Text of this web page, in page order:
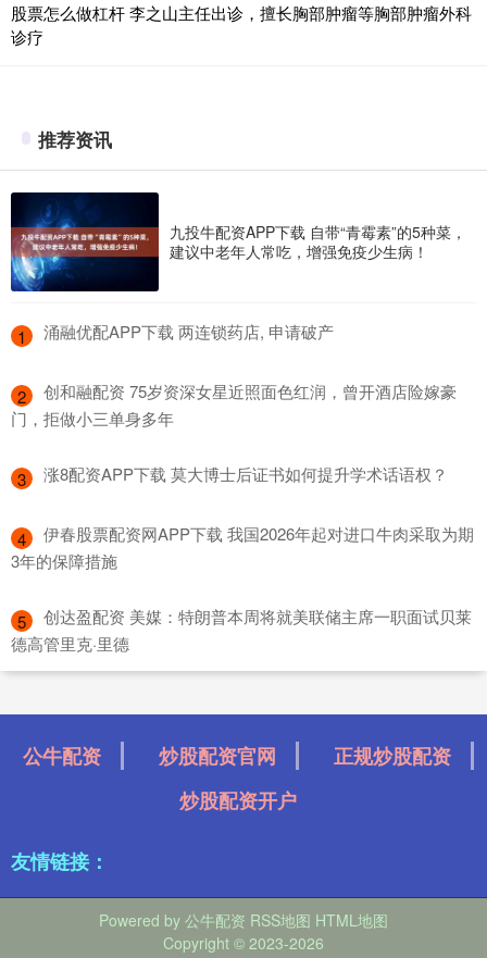
股票怎么做杠杆 李之山主任出诊，擅长胸部肿瘤等胸部肿瘤外科
诊疗
推荐资讯
九投牛配资APP下载 自带“青霉素”的5种菜，
建议中老年人常吃，增强免疫少生病！
1 ​涌融优配APP下载 两连锁药店, 申请破产
2
​创和融配资 75岁资深女星近照面色红润，曾开酒店险嫁豪
门，拒做小三单身多年
3 ​涨8配资APP下载 莫大博士后证书如何提升学术话语权？
4
​伊春股票配资网APP下载 我国2026年起对进口牛肉采取为期
3年的保障措施
5
​创达盈配资 美媒：特朗普本周将就美联储主席一职面试贝莱
德高管里克·里德
公牛配资 炒股配资官网
正规炒股配资
炒股配资开户
友情链接：
Powered by 公牛配资 RSS地图 HTML地图
Copyright © 2023-2026